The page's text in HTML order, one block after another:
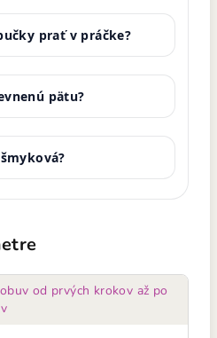
prať v práčke?
pätu?
od prvých krokov až po